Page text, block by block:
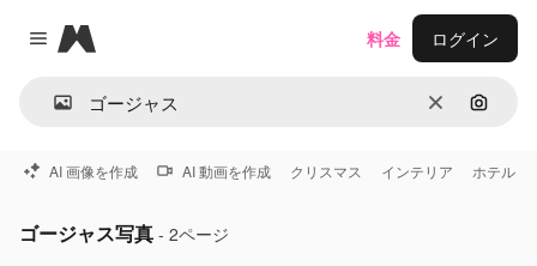
Close menu
Magnific
消去 画像で
料金 ログイン
AI 画像を作成 AI 動画を作成 クリスマス インテリア ホテル
ゴージャス写真 - 2ページ